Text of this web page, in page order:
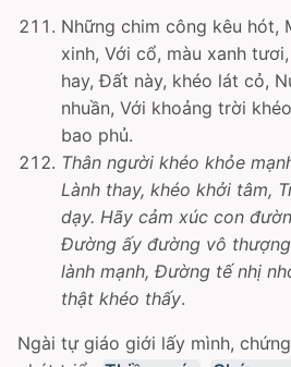
Những chim công kêu hót,
xinh, Với cổ, màu xanh
hay, Ðất này, khéo lát cỏ,
nhuần, Với khoảng trời
bao phủ.
Thân người khéo khỏe
Lành thay, khéo khởi tâm,
dạy. Hãy cảm xúc con
Ðường ấy đường vô
lành mạnh, Ðường tế nhị
thật khéo thấy.
Ngài tự giáo giới lấy mình,